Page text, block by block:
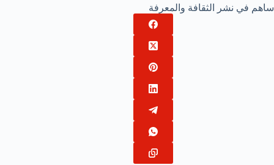
ساهم في نشر الثقافة والمعرفة